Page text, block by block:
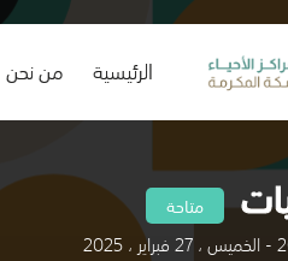
الرئيسية
(current) من نحن
متاحة